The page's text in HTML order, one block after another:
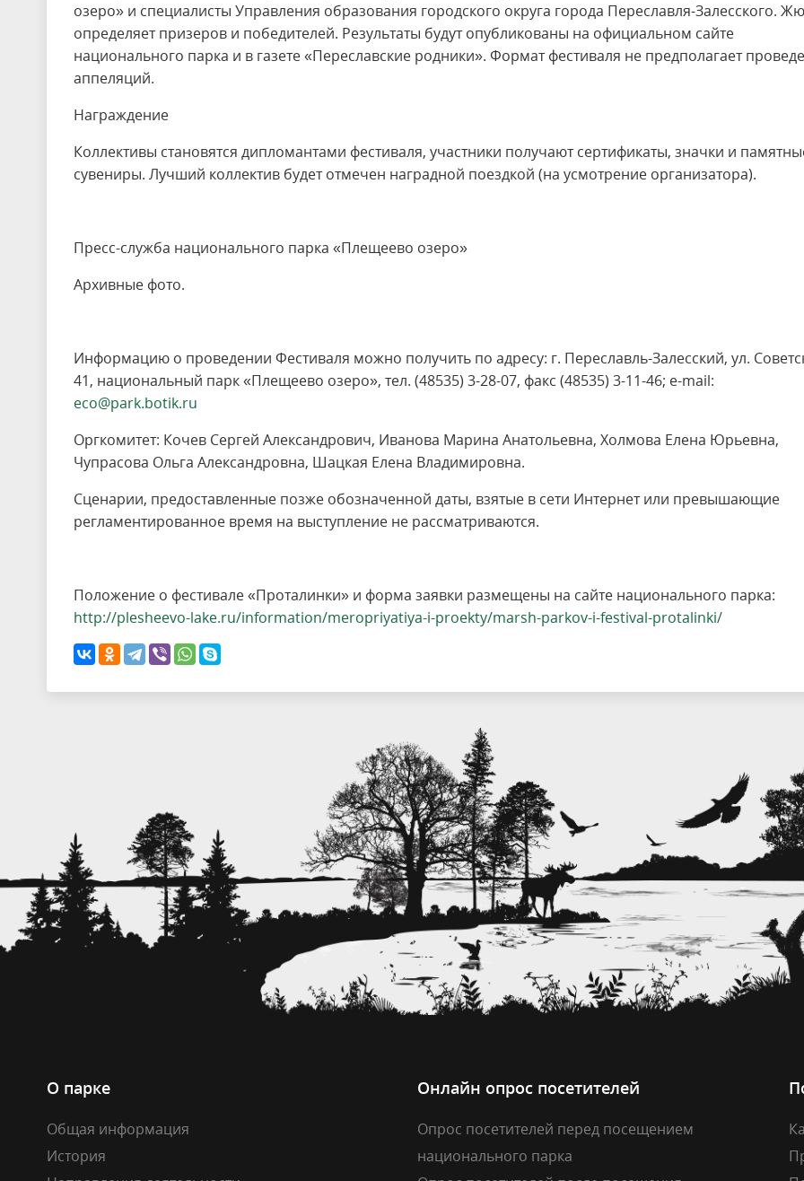
озеро» и специалисты Управления образования городского округа города Переславля-Залесского.
определяет призеров и победителей. Результаты будут опубликованы на официальном сайте
национального парка и в газете «Переславские родники». Формат фестиваля не предполагает
аппеляций.
Награждение
Коллективы становятся дипломантами фестиваля, участники получают сертификаты, значки и
сувениры. Лучший коллектив будет отмечен наградной поездкой (на усмотрение организатора).
Пресс-служба национального парка «Плещеево озеро»
Архивные фото.
Информацию о проведении Фестиваля можно получить по адресу: г. Переславль-Залесский, ул.
41, национальный парк «Плещеево озеро», тел. (48535) 3-28-07, факс (48535) 3-11-46; e-mail:
eco@park.botik.ru
Оргкомитет: Кочев Сергей Александрович, Иванова Марина Анатольевна, Холмова Елена Юрьевна,
Чупрасова Ольга Александровна, Шацкая Елена Владимировна.
Сценарии, предоставленные позже обозначенной даты, взятые в сети Интернет или превышающие
регламентированное время на выступление не рассматриваются.
Положение о фестивале «Проталинки» и форма заявки размещены на сайте национального парка:
http://plesheevo-lake.ru/information/meropriyatiya-i-proekty/marsh-parkov-i-festival-protalinki/
О парке
Общая информация
История
Онлайн опрос посетителей
Опрос посетителей перед посещением
национального парка